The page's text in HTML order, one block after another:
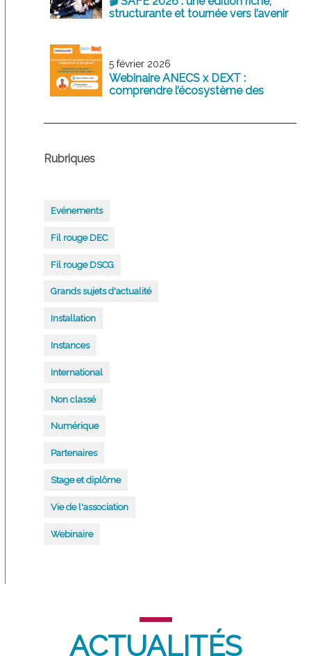
structurante et tournée vers l’avenir
5 février 2026
Webinaire ANECS x DEXT :
comprendre l’écosystème des
Rubriques
Evénements
Fil rouge DEC
Fil rouge DSCG
Grands sujets d'actualité
Installation
Instances
International
Non classé
Numérique
Partenaires
Stage et diplôme
Vie de l'association
Webinaire
ACTUALITÉS